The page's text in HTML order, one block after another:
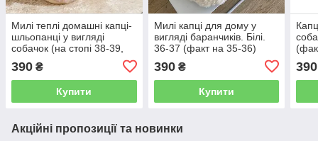
Милі теплі домашні капці-
шльопанці у вигляді
собачок (на стопі 38-39,
розмір)
390 ₴
Купити
Милі капці для дому у
вигляді баранчиків. Білі.
36-37 (факт на 35-36)
390₴
Купити
390
Акційні пропозиції та новинки